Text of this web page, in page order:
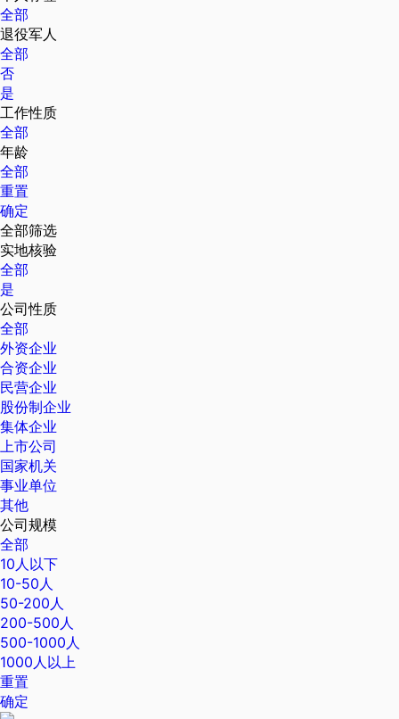
全部
退役军人
全部
否
是
工作性质
全部
年龄
全部
重置
确定
全部筛选
实地核验
全部
是
公司性质
全部
外资企业
合资企业
民营企业
股份制企业
集体企业
上市公司
国家机关
事业单位
其他
公司规模
全部
10人以下
10-50人
50-200人
200-500人
500-1000人
1000人以上
重置
确定